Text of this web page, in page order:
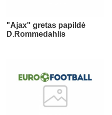
"Ajax" gretas papildė
D.Rommedahlis